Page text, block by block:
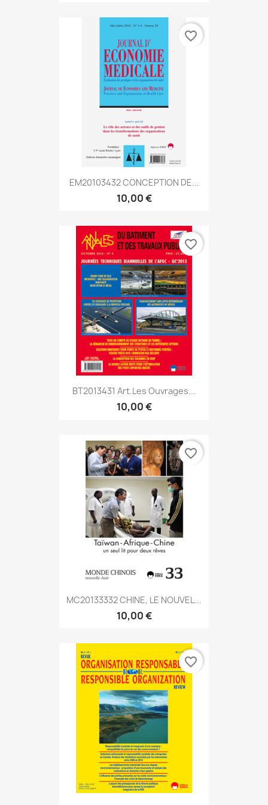
EM20103432 CONCEPTION DE...
10,00 €
favorite_border
BT2013431 Art.Les Ouvrages...
10,00 €
favorite_border
MC20133332 CHINE, LE NOUVEL...
10,00 €
favorite_border
favorite_border